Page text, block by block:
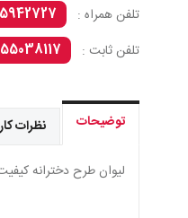
تلفن همراه :
تلفن ثابت :
توضیحات نظرات
ليوان طرح دخترانه